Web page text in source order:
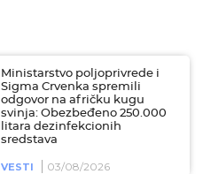
Ministarstvo poljoprivrede i
Sigma Crvenka spremili
odgovor na afričku kugu
svinja: Obezbeđeno 250.000
litara dezinfekcionih
sredstava
VESTI 03/08/2026